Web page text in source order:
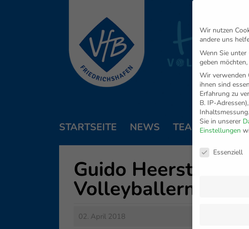
STARTSEITE NEWS TEAM
Guido Heerstraß
Volleyballern
02. April 2018
Wir nutzen
andere uns
Wenn Sie
geben
Wir verwenden
ihnen sind
Erfahrung zu
B. IP-
Inhaltsmessung.
Sie in unserer
Einstellungen
Essenziell